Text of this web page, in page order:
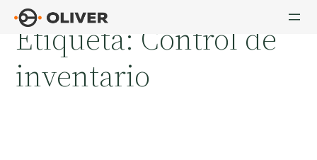
Saltar
contenido
Etiqueta: Control de
inventario